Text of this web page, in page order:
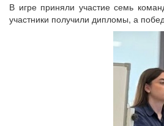
В игре приняли участие семь
участники получили дипломы, а